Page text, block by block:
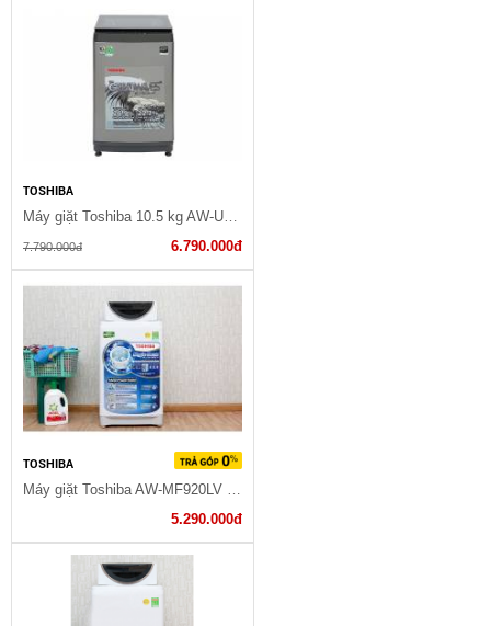
TOSHIBA
7.790.000đ 6.790.000đ
TOSHIBA
5.290.000đ